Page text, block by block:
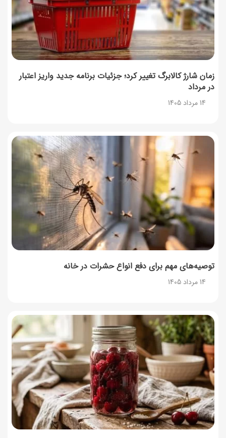
زمان شارژ کالابرگ تغییر کرد؛ جزئیات برنامه جدید واریز اعتبار
در مرداد
14 مرداد 1405
توصیه‌های مهم برای دفع انواع حشرات در خانه
14 مرداد 1405